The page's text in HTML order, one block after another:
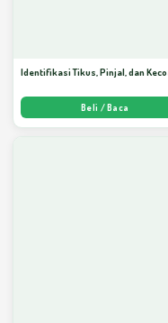
Identifikasi Tikus, Pinjal, dan
Beli / Baca